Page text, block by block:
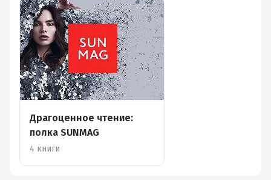
Драгоценное чтение:
полка SUNMAG
4 книги